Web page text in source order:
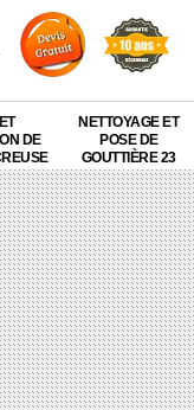
DE
NETTOYAGE ET
POSE DE
GOUTTIÈRE 23